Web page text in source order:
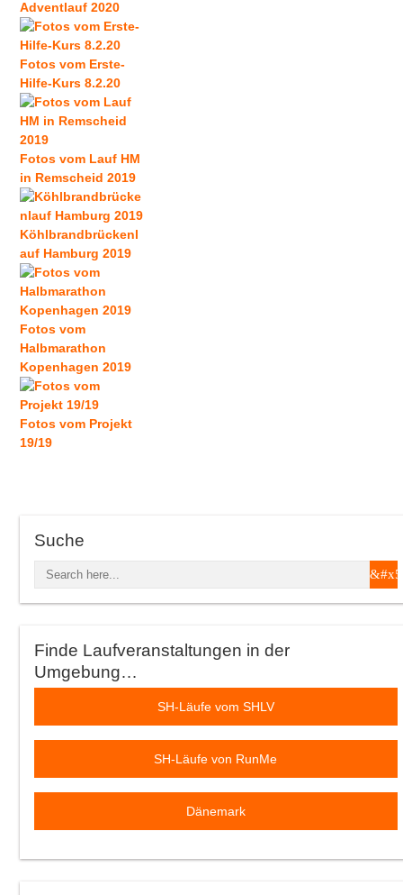
Adventlauf 2020
Fotos vom Erste-
Hilfe-Kurs 8.2.20
Fotos vom Lauf HM
in Remscheid 2019
Köhlbrandbrückenl
auf Hamburg 2019
Fotos vom
Halbmarathon
Kopenhagen 2019
Fotos vom Projekt
19/19
Suche
Finde Laufveranstaltungen in der
Umgebung…
SH-Läufe vom SHLV
SH-Läufe von RunMe
Dänemark